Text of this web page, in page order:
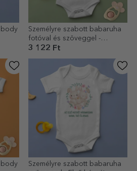
body
Személyre szabott babaruha
fotóval és szöveggel -
Virágok
3 122 Ft
body
Személyre szabott babaruha